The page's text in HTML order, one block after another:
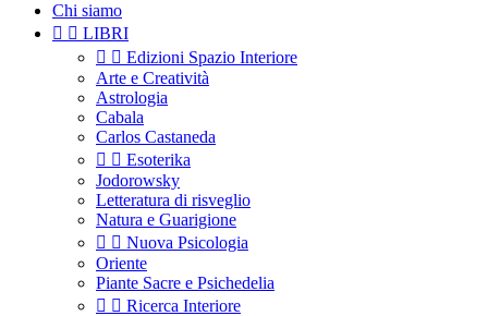
Chi siamo
  LIBRI
  Edizioni Spazio Interiore
Arte e Creatività
Astrologia
Cabala
Carlos Castaneda
  Esoterika
Jodorowsky
Letteratura di risveglio
Natura e Guarigione
  Nuova Psicologia
Oriente
Piante Sacre e Psichedelia
  Ricerca Interiore